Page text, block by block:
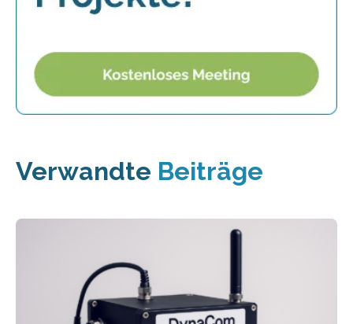
Verwandte Beiträge